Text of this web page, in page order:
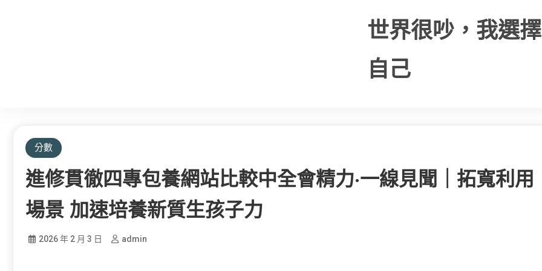
世界很吵，我選
自己
分數
進修貫徹四專包養網站比較中全會精力·一線見聞｜拓寬利用
場景 加速培養新質生孩子力
2026 年 2 月 3 日 admin